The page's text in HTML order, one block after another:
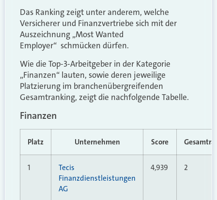
Das Ranking zeigt unter anderem, welche
Versicherer und Finanzvertriebe sich mit der
Auszeichnung „Most Wanted
Employer“ schmücken dürfen.
Wie die Top-3-Arbeitgeber in der Kategorie
„Finanzen“ lauten, sowie deren jeweilige
Platzierung im branchenübergreifenden
Gesamtranking, zeigt die nachfolgende Tabelle.
Finanzen
Platz Unternehmen Score
1
Tecis
Finanzdienstleistungen
AG
4,939 2